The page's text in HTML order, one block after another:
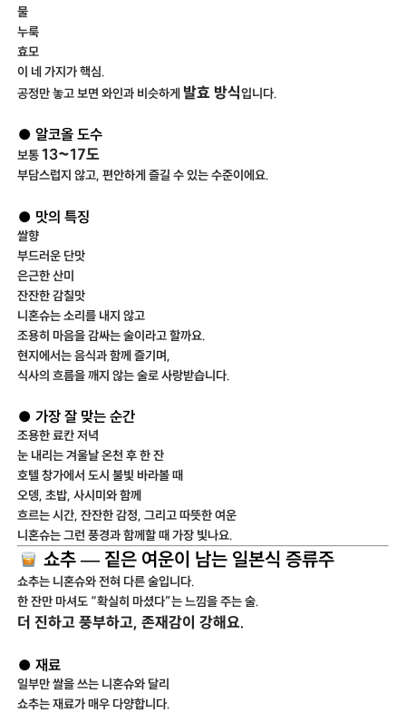
물
누룩
효모
이 네 가지가 핵심.
공정만 놓고 보면 와인과 비슷하게 발효 방식입니다.
● 알코올 도수
보통13~17도
부담스럽지 않고, 편안하게 즐길 수 있는 수준이에요.
● 맛의 특징
쌀향
부드러운 단맛
은근한 산미
잔잔한 감칠맛
니혼슈는 소리를 내지 않고
조용히 마음을 감싸는 술이라고 할까요.
현지에서는 음식과 함께 즐기며,
식사의 흐름을 깨지 않는 술로 사랑받습니다.
● 가장 잘 맞는 순간
조용한 료칸 저녁
눈 내리는 겨울날 온천 후 한 잔
호텔 창가에서 도시 불빛 바라볼 때
오뎅, 초밥, 사시미와 함께
흐르는 시간, 잔잔한 감정, 그리고 따뜻한 여운
니혼슈는 그런 풍경과 함께할 때 가장 빛나요.
쇼추 — 짙은 여운이 남는 일본식 증류주
쇼추는 니혼슈와 전혀 다른 술입니다.
한 잔만 마셔도 “확실히 마셨다”는 느낌을 주는 술.
더 진하고 풍부하고, 존재감이 강해요.
● 재료
일부만 쌀을 쓰는 니혼슈와 달리
쇼추는 재료가 매우 다양합니다.